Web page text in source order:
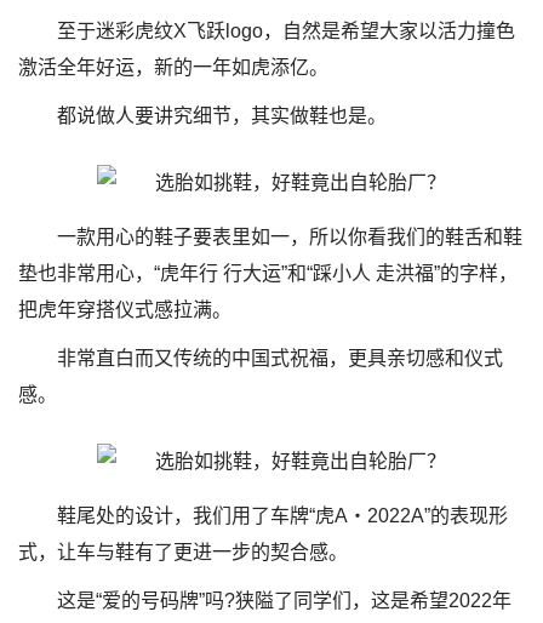
至于迷彩虎纹X飞跃logo，自然是希望大家以活力撞色
激活全年好运，新的一年如虎添亿。
都说做人要讲究细节，其实做鞋也是。
一款用心的鞋子要表里如一，所以你看我们的鞋舌和鞋
垫也非常用心，“虎年行 行大运”和“踩小人 走洪福”的字样，
把虎年穿搭仪式感拉满。
非常直白而又传统的中国式祝福，更具亲切感和仪式
感。
鞋尾处的设计，我们用了车牌“虎A・2022A”的表现形
式，让车与鞋有了更进一步的契合感。
这是“爱的号码牌”吗?狭隘了同学们，这是希望2022年